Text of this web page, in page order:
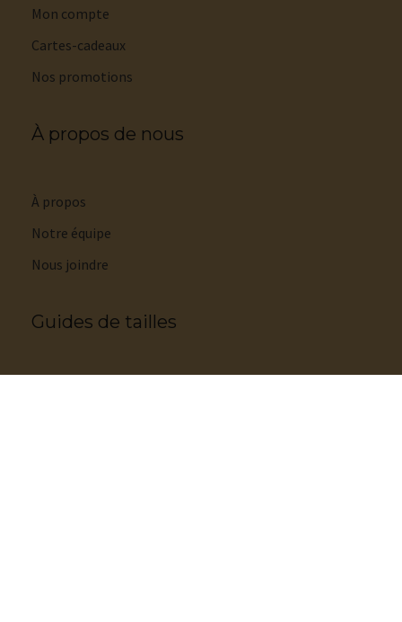
Mon compte
Cartes-cadeaux
Nos promotions
À propos de nous
À propos
Notre équipe
Nous joindre
Guides de tailles